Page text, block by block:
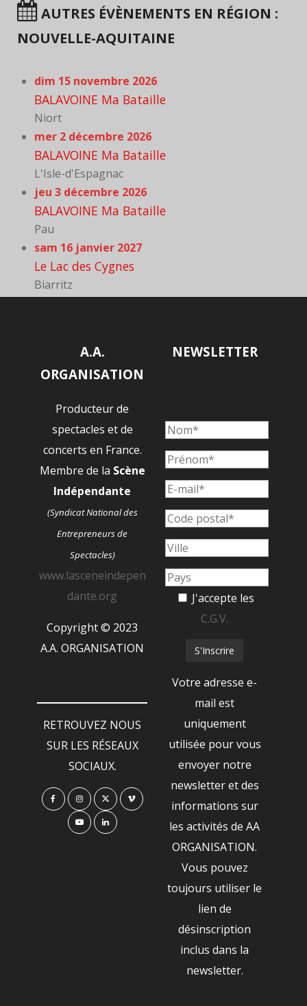
AUTRES ÉVÈNEMENTS EN RÉGION :
NOUVELLE-AQUITAINE
dim 15 novembre 2026
BALAVOINE Ma Bataille
Niort
mer 2 décembre 2026
BALAVOINE Ma Bataille
L'Isle-d'Espagnac
jeu 3 décembre 2026
BALAVOINE Ma Bataille
Pau
sam 16 janvier 2027
Le Lac des Cygnes
Biarritz
A.A.
ORGANISATION
Producteur de
spectacles et de
concerts en France.
Membre de la Scène
Indépendante
(Syndicat National des
Entrepreneurs de
Spectacles)
www.lasceneindepen
dante.org
Copyright © 2023
A.A. ORGANISATION
RETROUVEZ NOUS
SUR LES RÉSEAUX
SOCIAUX.
NEWSLETTER
J'accepte les
C.G.V.
Votre adresse e-
mail est
uniquement
utilisée pour vous
envoyer notre
newsletter et des
informations sur
les activités de AA
ORGANISATION.
Vous pouvez
toujours utiliser le
lien de
désinscription
inclus dans la
newsletter.